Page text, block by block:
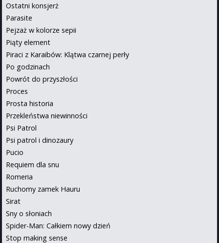
Ostatni konsjerż
Parasite
Pejzaż w kolorze sepii
Piąty element
Piraci z Karaibów: Klątwa czarnej perły
Po godzinach
Powrót do przyszłości
Proces
Prosta historia
Przekleństwa niewinności
Psi Patrol
Psi patrol i dinozaury
Pucio
Requiem dla snu
Romeria
Ruchomy zamek Hauru
Sirat
Sny o słoniach
Spider-Man: Całkiem nowy dzień
Stop making sense